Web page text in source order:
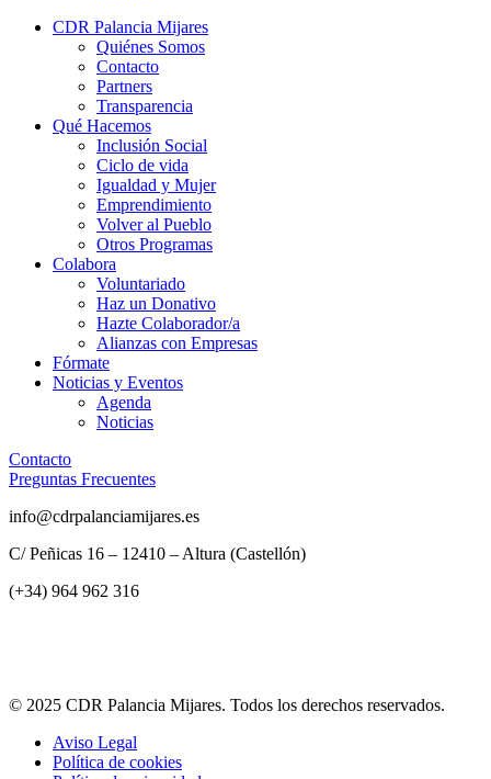
CDR Palancia Mijares
Quiénes Somos
Contacto
Partners
Transparencia
Qué Hacemos
Inclusión Social
Ciclo de vida
Igualdad y Mujer
Emprendimiento
Volver al Pueblo
Otros Programas
Colabora
Voluntariado
Haz un Donativo
Hazte Colaborador/a
Alianzas con Empresas
Fórmate
Noticias y Eventos
Agenda
Noticias
Contacto
Preguntas Frecuentes
info@cdrpalanciamijares.es
C/ Peñicas 16 – 12410 – Altura (Castellón)
(+34) 964 962 316
© 2025 CDR Palancia Mijares. Todos los derechos reservados.
Aviso Legal
Política de cookies